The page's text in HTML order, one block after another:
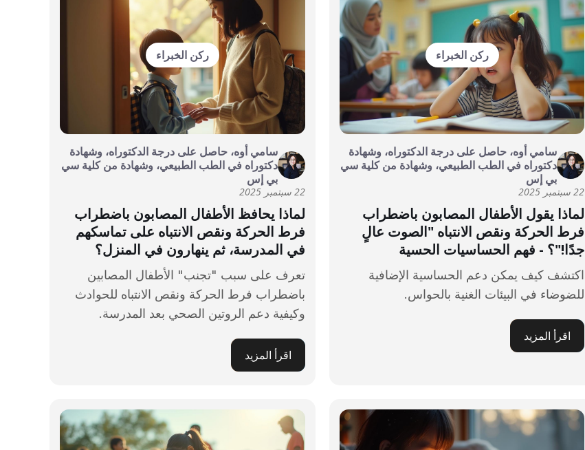
ركن الخبراء
سامي أوه، حاصل على درجة الدكتوراه، وشهادة
دكتوراه في الطب الطبيعي، وشهادة من كلية سي
بي إس
22 سبتمبر 2025
لماذا يقول الأطفال المصابون باضطراب
فرط الحركة ونقص الانتباه "الصوت عالٍ
جدًا!"؟ - فهم الحساسيات الحسية
اكتشف كيف يمكن دعم الحساسية الإضافية
للضوضاء في البيئات الغنية بالحواس.
اقرأ المزيد
ركن الخبراء
سامي أوه، حاصل على درجة الدكتوراه، وشهادة
دكتوراه في الطب الطبيعي، وشهادة من كلية سي
بي إس
22 سبتمبر 2025
لماذا يحافظ الأطفال المصابون باضطراب
فرط الحركة ونقص الانتباه على تماسكهم
في المدرسة، ثم ينهارون في المنزل؟
تعرف على سبب "تجنب" الأطفال المصابين
باضطراب فرط الحركة ونقص الانتباه للحوادث
وكيفية دعم الروتين الصحي بعد المدرسة.
اقرأ المزيد